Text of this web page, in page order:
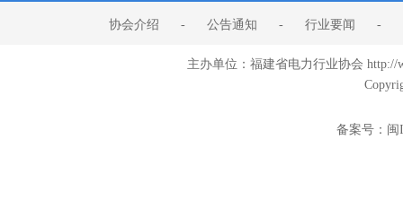
协会介绍 - 公告通知 - 行业要闻 -
主办单位：福建省电力行业协会
备案号： 闽